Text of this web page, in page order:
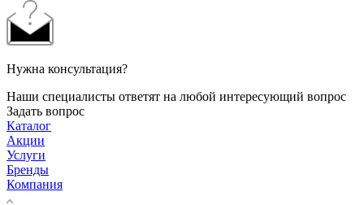
Нужна консультация?
Наши специалисты ответят на любой интересующий вопрос
Задать вопрос
Каталог
Акции
Услуги
Бренды
Компания